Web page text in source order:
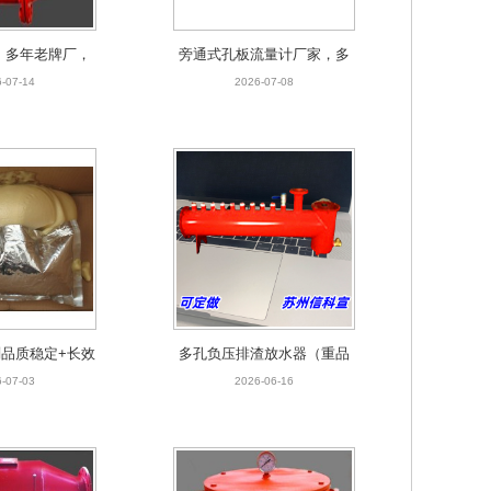
年老牌厂，
矿井
07-14
旁通式孔板流量计厂家，多
年矿山供货
2026-07-08
质稳定+长效
后
07-03
多孔负压排渣放水器（重品
质，强售后，不拼价格战）
2026-06-16